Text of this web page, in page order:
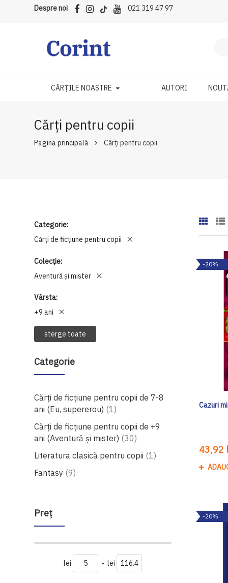
Despre noi 021 319 47 97
CĂRȚILE NOASTRE AUTORI
Cărți pentru copii
Pagina principală Cărți pentru copii
Categorie
Cărți de ficțiune pentru copii
Colecție
Aventură și mister
Vârsta
+9 ani
sterge toate
Categorie
Cărți de ficțiune pentru copii de 7-8
ani (Eu, supererou) 1produs
Cărți de ficțiune pentru copii de +9
ani (Aventură și mister) 30produse
Literatura clasică pentru copii 1produs
Fantasy 9produse
Preţ
lei - lei
-20%
Cazuri
43,92
-20%